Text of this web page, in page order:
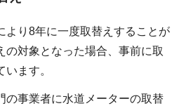
より8年に一度取替えすることが
の対象となった場合、事前に取
ます。
の事業者に水道メーターの取替